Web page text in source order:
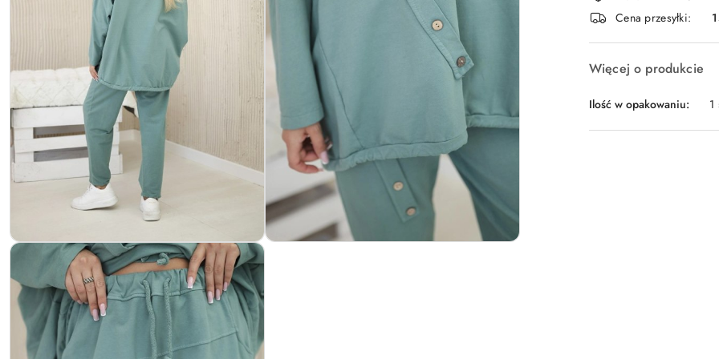
i
dostawa
Cena przesyłki:
Więcej o produkcie
Ilość w opakowaniu: 1